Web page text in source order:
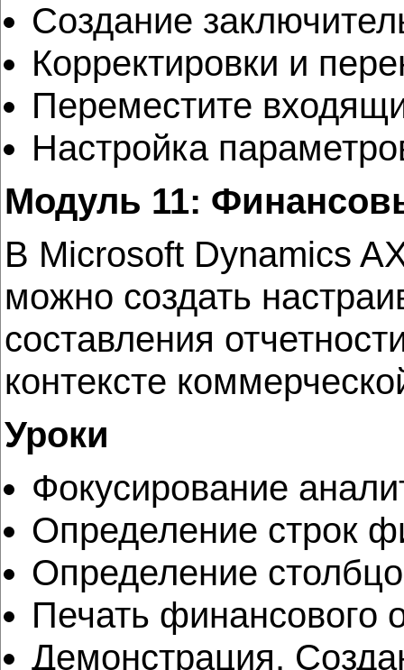
Создание
Корректировки и
Переместите
Настройка
Модуль 11:
В Microsoft Dynamics
можно создать
составления
контексте
Уроки
Фокусирование
Определение строк
Определение
Печать финансового
Демонстрация.